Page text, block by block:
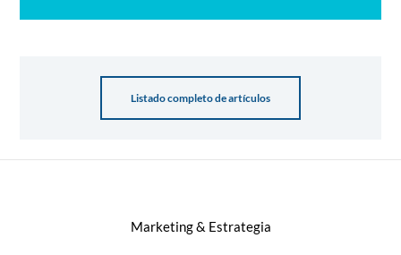
Listado completo de artículos
Marketing & Estrategia